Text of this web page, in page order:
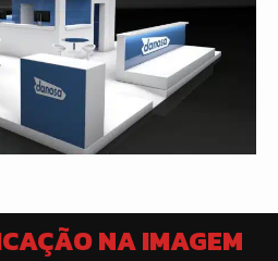
NA IMAGEM